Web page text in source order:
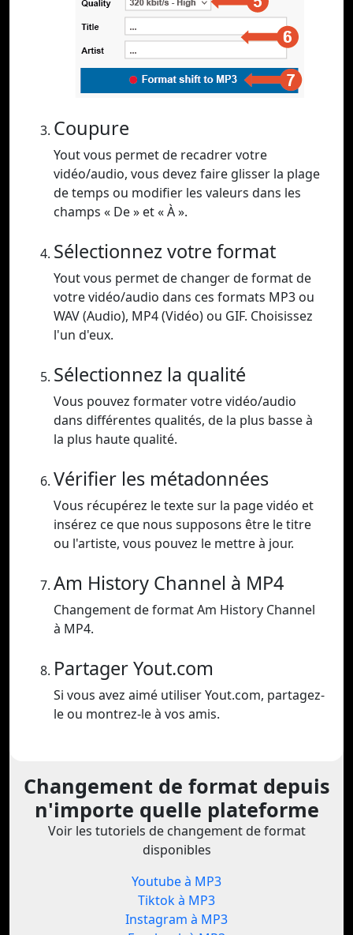
Coupure
Yout vous permet de recadrer votre
vidéo/audio, vous devez faire glisser la plage
de temps ou modifier les valeurs dans les
champs « De » et « À ».
Sélectionnez votre format
Yout vous permet de changer de format de
votre vidéo/audio dans ces formats MP3 ou
WAV (Audio), MP4 (Vidéo) ou GIF. Choisissez
l'un d'eux.
Sélectionnez la qualité
Vous pouvez formater votre vidéo/audio
dans différentes qualités, de la plus basse à
la plus haute qualité.
Vérifier les métadonnées
Vous récupérez le texte sur la page vidéo et
insérez ce que nous supposons être le titre
ou l'artiste, vous pouvez le mettre à jour.
Am History Channel à MP4
Changement de format Am History Channel
à MP4.
Partager Yout.com
Si vous avez aimé utiliser Yout.com, partagez-
le ou montrez-le à vos amis.
Changement de format depuis
n'importe quelle plateforme
Voir les tutoriels de changement de format
disponibles
Youtube à MP3
Tiktok à MP3
Instagram à MP3